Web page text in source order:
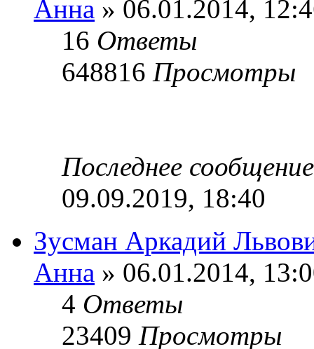
Анна » 06.01.2014,
16 Ответы
648816 Просмотры
Последнее
09.09.2019, 18:40
Зусман Аркадий
Анна » 06.01.2014,
4 Ответы
23409 Просмотры